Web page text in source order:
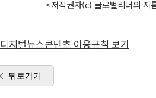
<저작권자(c) 글로벌리더의
디지털뉴스콘텐츠 이용규칙 보기
뒤로가기